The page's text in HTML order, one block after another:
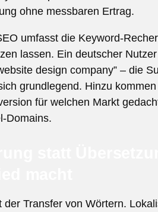
ohne messbaren Ertrag.
umfasst die Keyword-
lassen. Ein deutscher
design company” – die
grundlegend. Hinzu
für welchen Markt
Domains.
der Transfer von Wörtern.